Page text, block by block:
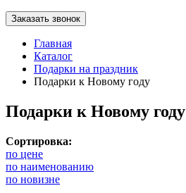
Заказать звонок
Главная
Каталог
Подарки на праздник
Подарки к Новому году
Подарки к Новому году
Сортировка:
по цене
по наименованию
по новизне